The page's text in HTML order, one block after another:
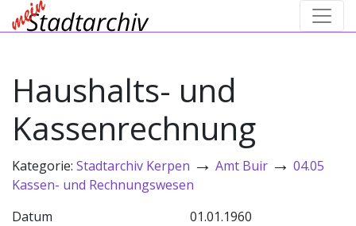
Haushalts- und
Kassenrechnung
Kategorie: Stadtarchiv Kerpen → Amt Buir → 04.05
Kassen- und Rechnungswesen
Datum
01.01.1960